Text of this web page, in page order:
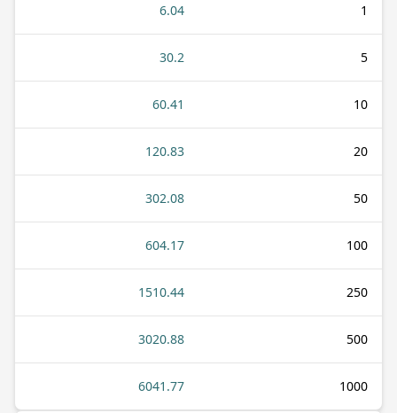
1
6.04
5
30.2
10
60.41
20
120.83
50
302.08
100
604.17
250
1510.44
500
3020.88
1000
6041.77